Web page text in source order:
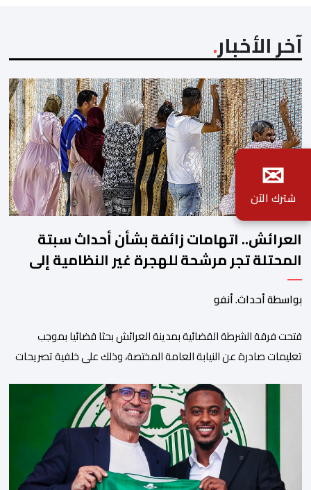
آخر الأخبار
العرائش.. اتهامات زائفة بشأن أحداث سبتة
المحتلة تجر مرشحة للهجرة غير النظامية إلى
القضاء
بواسطة أحداث. أنفو
فتحت فرقة الشرطة القضائية بمدينة العرائش بحثا قضائيا بموجب
تعليمات صادرة عن النيابة العامة المختصة، وذلك على خلفية تصريحات
وأعادت تداولها حسابات على شبكات التواصل الاجتماعي. وكانت
السيدة المذكورة قد صرحت بمعطيات مضللة، واتهامات كيدية، تدعي
فيها بأن جهات رسمية هي من فتحت الحدود في […]
✉
شترك الآن